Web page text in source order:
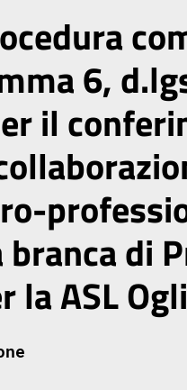
6,
il
di
la ASL